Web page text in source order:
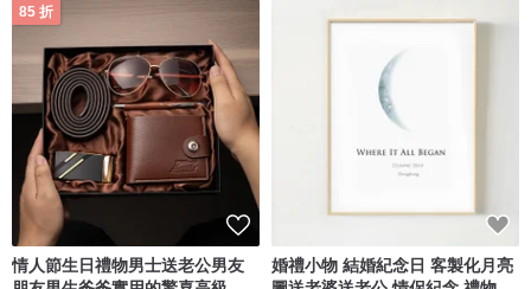
85 折
情人節生日禮物男士送老公男友
婚禮小物 結婚紀念日 客製化月亮